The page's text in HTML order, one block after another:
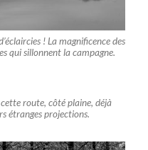
! La magnificence des
qui sillonnent la campagne.
route, côté plaine, déjà
étranges projections.